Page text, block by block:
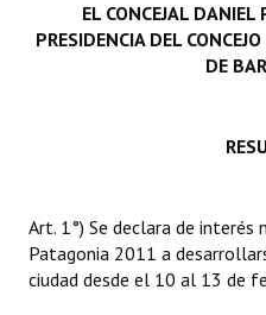
EL CONCEJAL DANIEL
PRESIDENCIA DEL
DE
Art. 1°) Se declara de interés
Patagonia 2011 a
ciudad desde el 10 al 13 de